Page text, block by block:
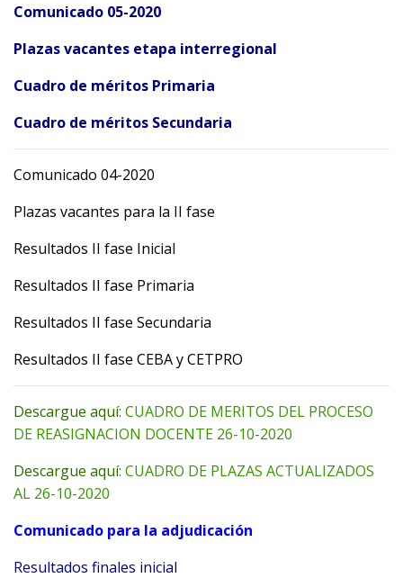
Comunicado 05-2020
Plazas vacantes etapa interregional
Cuadro de méritos Primaria
Cuadro de méritos Secundaria
Comunicado 04-2020
Plazas vacantes para la II fase
Resultados II fase Inicial
Resultados II fase Primaria
Resultados II fase Secundaria
Resultados II fase CEBA y CETPRO
Descargue aquí: CUADRO DE MERITOS DEL PROCESO
DE REASIGNACION DOCENTE 26-10-2020
Descargue aquí: CUADRO DE PLAZAS ACTUALIZADOS
AL 26-10-2020
Comunicado para la adjudicación
Resultados finales inicial